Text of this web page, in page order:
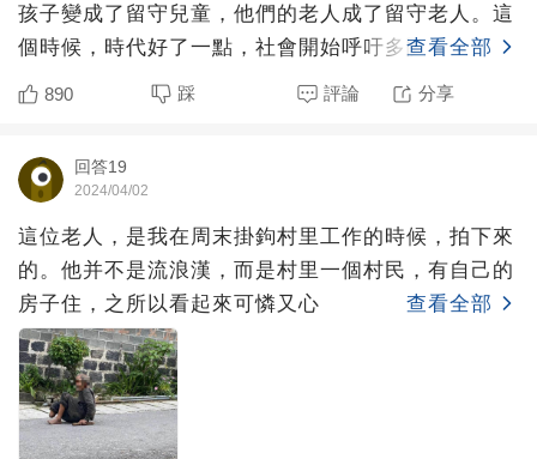
孩子變成了留守兒童，他們的老人成了留守老人。這
個時候，時代好了一點，社會開始呼吁多關愛老人多
關愛孩子。人家
查看全部
890 踩 評論 分享
回答19
2024/04/02
這位老人，是我在周末掛鉤村里工作的時候，拍下來
的。他并不是流浪漢，而是村里一個村民，有自己的
房子住，之所以看起來可憐又心
查看全部